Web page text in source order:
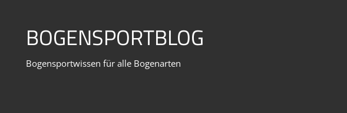
springenBOGENSPORTBLOG
Bogensportwissen für alle Bogenarten